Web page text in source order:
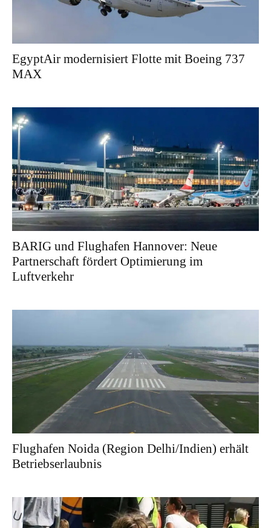
EgyptAir modernisiert Flotte mit Boeing 737
MAX
BARIG und Flughafen Hannover: Neue
Partnerschaft fördert Optimierung im
Luftverkehr
Flughafen Noida (Region Delhi/Indien) erhält
Betriebserlaubnis